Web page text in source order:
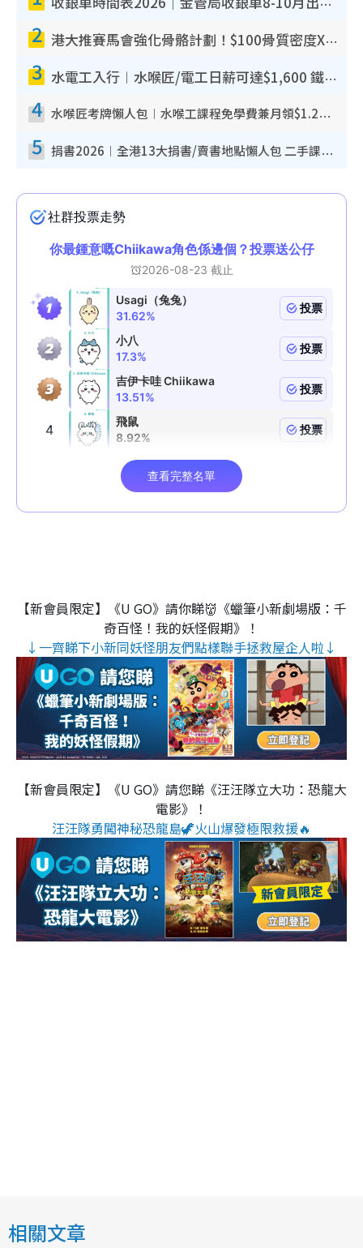
e 收銀車時間表2026｜金管局收銀車8-10月出沒地點+時間！無須手續費！硬幣免費轉現鈔或增值至八達通
2 港大推賽馬會強化骨骼計劃！$100骨質密度X光檢查 完成免費運動訓練送超市禮券！附參加資格
3 水電工入行︱水喉匠/電工日薪可達$1,600 鐵飯碗職業難被AI取代！附薪酬參考＋入行考牌途徑
4 水喉匠考牌懶人包︱水喉工課程免學費兼月領$1.2萬津貼 即睇水喉匠考牌4階段＋入行課程建議
5 捐書2026︱全港13大捐書/賣書地點懶人包 二手課本最高$150＋舊書換免費咖啡/戲票
【新會員限定】《U GO》請你睇👹《蠟筆小新劇場版：千
奇百怪！我的妖怪假期》！
↓一齊睇下小新同妖怪朋友們點樣聯手拯救屋企人啦↓
【新會員限定】《U GO》請您睇《汪汪隊立大功：恐龍大
電影》！
汪汪隊勇闖神秘恐龍島🦖火山爆發極限救援🔥
相關文章